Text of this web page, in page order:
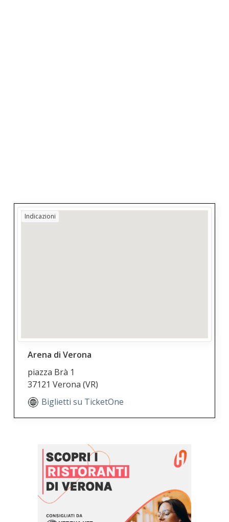
Indicazioni
Arena di Verona
piazza Brà 1
37121 Verona(VR)
Biglietti su TicketOne